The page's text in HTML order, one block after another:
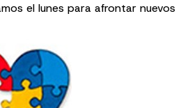
el lunes para afrontar nuevos